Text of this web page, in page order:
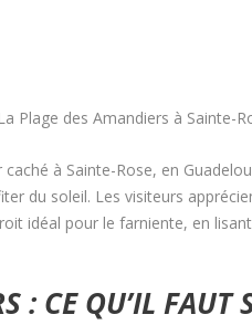
La Plage des Amandiers à Sainte-
à Sainte-Rose, en
du soleil. Les visiteurs
idéal pour le farniente, en
: CE QU’IL FAUT